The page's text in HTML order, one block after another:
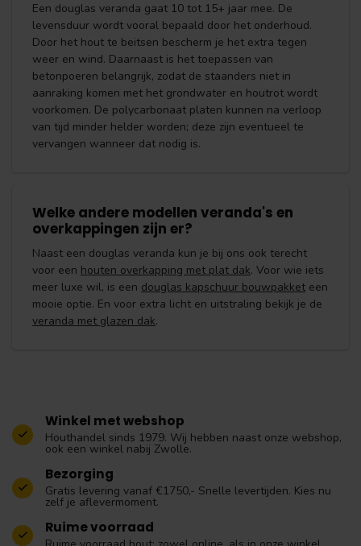
Een douglas veranda gaat 10 tot 15+ jaar mee. De
levensduur wordt vooral bepaald door het onderhoud.
Door het hout te beitsen bescherm je het extra tegen
weer en wind. Daarnaast is het toepassen van
betonpoeren belangrijk, zodat de staanders niet in
aanraking komen met het grondwater en houtrot wordt
voorkomen. De polycarbonaat platen kunnen na verloop
van tijd minder helder worden; deze zijn eventueel te
vervangen wanneer dat nodig is.
Welke andere modellen veranda's en
overkappingen zijn er?
Naast een douglas veranda kun je bij ons ook terecht
voor een houten overkapping met plat dak. Voor wie iets
meer luxe wil, is een douglas kapschuur bouwpakket een
mooie optie. En voor extra licht en uitstraling bekijk je de
veranda met glazen dak.
Winkel met webshop
Houthandel sinds 1979. Wij hebben naast onze webshop,
ook een winkel nabij Zwolle.
Bezorging
Gratis levering vanaf €1750,- Snelle levertijden. Kies nu
zelf je aflevermoment.
Ruime voorraad